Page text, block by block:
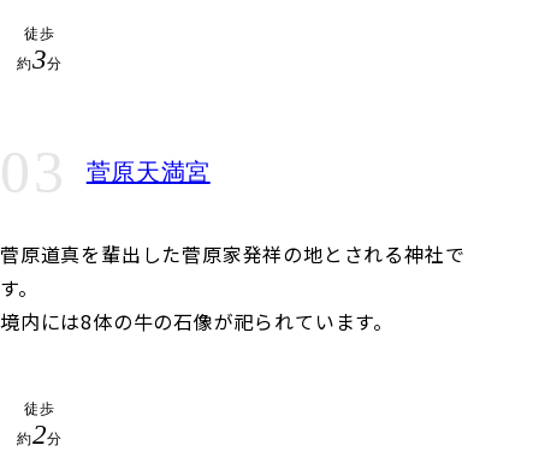
徒歩
約3分
03 菅原天満宮
菅原道真を輩出した菅原家発祥の地とされる神社で
す。
境内には8体の牛の石像が祀られています。
徒歩
約2分